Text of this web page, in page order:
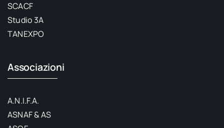
SCACF
Studio 3A
TANEXPO
Associazioni
A.N.I.F.A.
ASNAF & AS